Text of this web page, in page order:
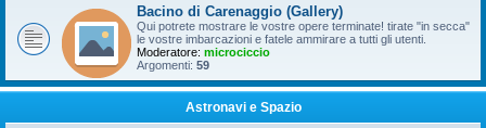
Bacino di Carenaggio (Gallery)
Qui potrete mostrare le vostre opere terminate! tirate "in secca"
le vostre imbarcazioni e fatele ammirare a tutti gli utenti.
Moderatore: microciccio
Argomenti: 59
Astronavi e Spazio